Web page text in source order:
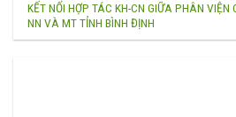
KẾT NỐI HỢP TÁC KH-CN GIỮA PHÂN VIỆN
NN VÀ MT TỈNH BÌNH ĐỊNH